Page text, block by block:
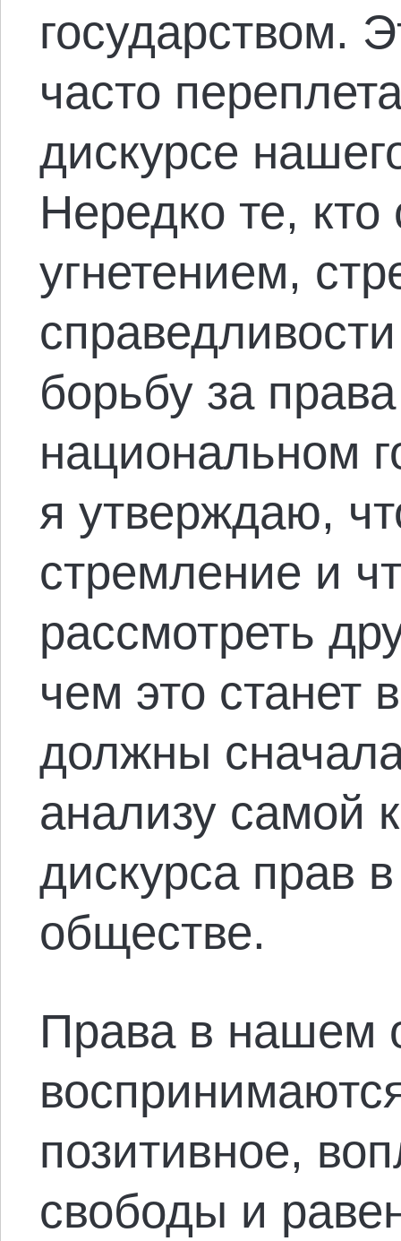
государством.
часто
дискурсе
Нередко те, кто
угнетением,
борьбу за
национальном
я утверждаю,
стремление и
рассмотреть
чем это
должны
анализу самой
дискурса прав
обществе.
Права в нашем
позитивное,
свободы и